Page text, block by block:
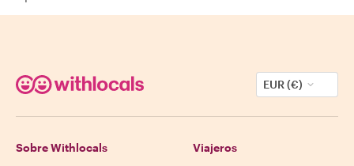
EUR (€)
Sobre Withlocals Viajeros